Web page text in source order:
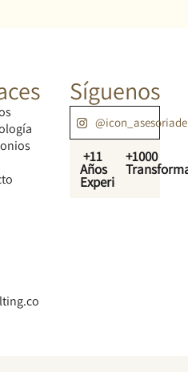
Síguenos
+11
Años
Experiencia
+1000